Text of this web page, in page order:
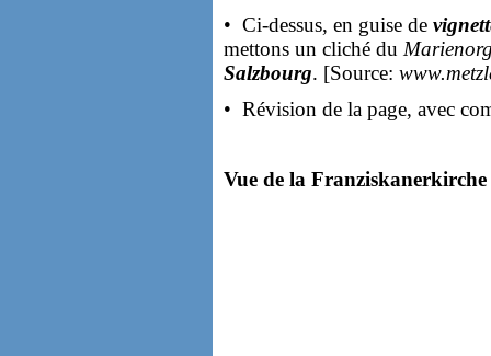
• Ci-dessus, en guise de
mettons un cliché du
Salzbourg. [Source:
• Révision de la page, avec
Vue de la